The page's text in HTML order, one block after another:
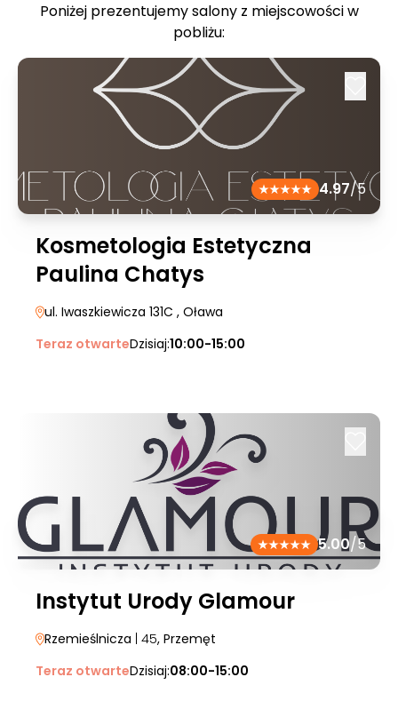
Poniżej prezentujemy salony z miejscowości w
pobliżu:
4.97/5
Kosmetologia Estetyczna
Paulina Chatys
ul. Iwaszkiewicza 131C , Oława
Teraz otwarteDzisiaj:10:00-15:00
5.00/5
Instytut Urody Glamour
Rzemieślnicza | 45, Przemęt
Teraz otwarteDzisiaj:08:00-15:00